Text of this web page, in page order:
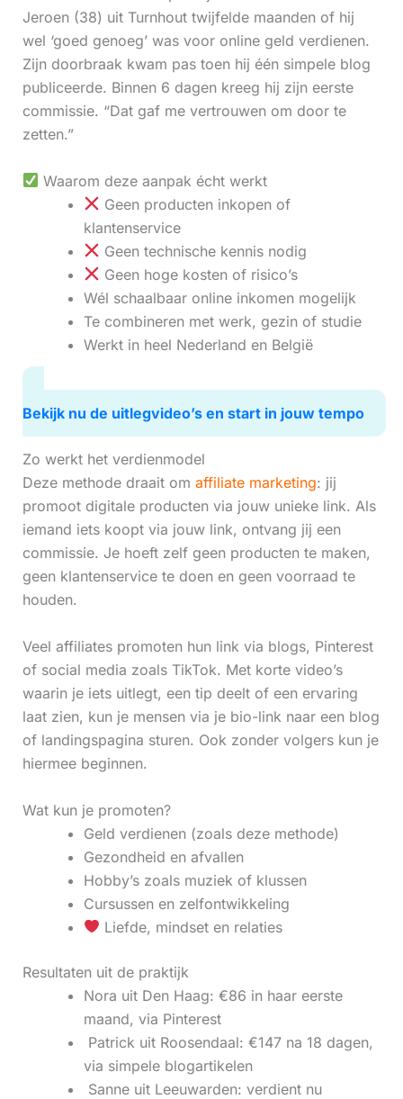
Jeroen (38) uit Turnhout twijfelde maanden of hij
wel ‘goed genoeg’ was voor online geld verdienen.
Zijn doorbraak kwam pas toen hij één simpele blog
publiceerde. Binnen 6 dagen kreeg hij zijn eerste
commissie. “Dat gaf me vertrouwen om door te
zetten.”
Waarom deze aanpak écht werkt
Geen producten inkopen of
klantenservice
Geen technische kennis nodig
Geen hoge kosten of risico’s
Wél schaalbaar online inkomen mogelijk
Te combineren met werk, gezin of studie
Werkt in heel Nederland en België
Bekijk nu de uitlegvideo’s en start in jouw tempo
Zo werkt het verdienmodel
Deze methode draait om affiliate marketing: jij
promoot digitale producten via jouw unieke link. Als
iemand iets koopt via jouw link, ontvang jij een
commissie. Je hoeft zelf geen producten te maken,
geen klantenservice te doen en geen voorraad te
houden.
Veel affiliates promoten hun link via blogs, Pinterest
of social media zoals TikTok. Met korte video’s
waarin je iets uitlegt, een tip deelt of een ervaring
laat zien, kun je mensen via je bio-link naar een blog
of landingspagina sturen. Ook zonder volgers kun je
hiermee beginnen.
Wat kun je promoten?
Geld verdienen (zoals deze methode)
Gezondheid en afvallen
Hobby’s zoals muziek of klussen
Cursussen en zelfontwikkeling
Liefde, mindset en relaties
Resultaten uit de praktijk
Nora uit Den Haag: €86 in haar eerste
maand, via Pinterest
‍ Patrick uit Roosendaal: €147 na 18 dagen,
via simpele blogartikelen
‍ Sanne uit Leeuwarden: verdient nu